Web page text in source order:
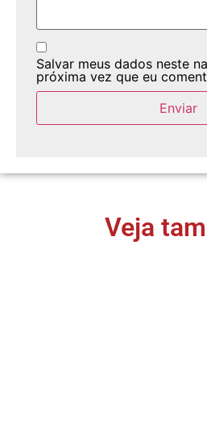
Salvar meus dados neste
próxima vez que eu
Veja